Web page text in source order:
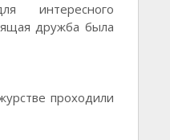
интересного
дружба была
проходили